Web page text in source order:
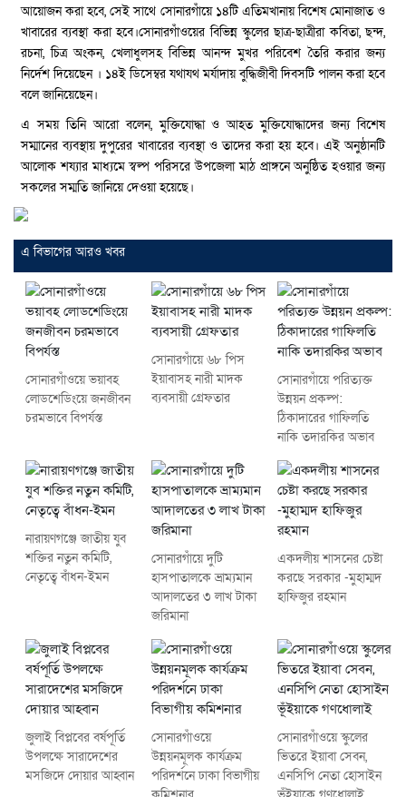
আয়োজন করা হবে, সেই সাথে সোনারগাঁয়ে ১৪টি এতিমখানায় বিশেষ মোনাজাত ও
খাবারের ব্যবস্থা করা হবে।সোনারগাঁওয়ের বিভিন্ন স্কুলের ছাত্র-ছাত্রীরা কবিতা, ছন্দ,
রচনা, চিত্র অংকন, খেলাধুলসহ বিভিন্ন আনন্দ মুখর পরিবেশ তৈরি করার জন্য
নির্দেশ দিয়েছেন । ১৪ই ডিসেম্বর যথাযথ মর্যাদায় বুদ্ধিজীবী দিবসটি পালন করা হবে
বলে জানিয়েছেন।
এ সময় তিনি আরো বলেন, মুক্তিযোদ্ধা ও আহত মুক্তিযোদ্ধাদের জন্য বিশেষ
সম্মানের ব্যবস্থায় দুপুরের খাবারের ব্যবস্থা ও তাদের করা হয় হবে। এই অনুষ্ঠানটি
আলোক শয্যার মাধ্যমে স্বল্প পরিসরে উপজেলা মাঠ প্রাঙ্গনে অনুষ্ঠিত হওয়ার জন্য
সকলের সম্মতি জানিয়ে দেওয়া হয়েছে।
এ বিভাগের আরও খবর
সোনারগাঁওয়ে ভয়াবহ
লোডশেডিংয়ে জনজীবন
চরমভাবে বিপর্যস্ত
সোনারগাঁয়ে ৬৮ পিস
ইয়াবাসহ নারী মাদক
ব্যবসায়ী গ্রেফতার
সোনারগাঁয়ে পরিত্যক্ত
উন্নয়ন প্রকল্প:
ঠিকাদারের গাফিলতি
নাকি তদারকির অভাব
নারায়ণগঞ্জে জাতীয় যুব
শক্তির নতুন কমিটি,
নেতৃত্বে বাঁধন-ইমন
সোনারগাঁয়ে দুটি
হাসপাতালকে ভ্রাম্যমান
আদালতের ৩ লাখ টাকা
জরিমানা
একদলীয় শাসনের চেষ্টা
করছে সরকার -মুহাম্মদ
হাফিজুর রহমান
জুলাই বিপ্লবের বর্ষপূর্তি
উপলক্ষে সারাদেশের
মসজিদে দোয়ার আহ্বান
সোনারগাঁওয়ে
উন্নয়নমূলক কার্যক্রম
পরিদর্শনে ঢাকা বিভাগীয়
সোনারগাঁওয়ে স্কুলের
ভিতরে ইয়াবা সেবন,
এনসিপি নেতা হোসাইন